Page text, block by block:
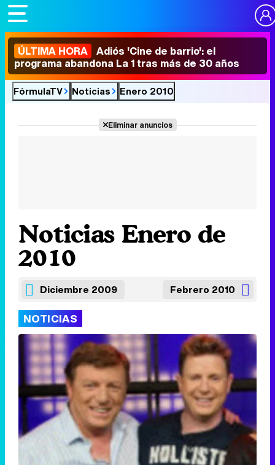
ÚLTIMA HORA Adiós 'Cine de barrio': el
programa abandona La 1 tras más de 30 años
FórmulaTV Noticias Enero 2010
Eliminar anuncios
Noticias Enero de
2010
Diciembre 2009 Febrero 2010
NOTICIAS